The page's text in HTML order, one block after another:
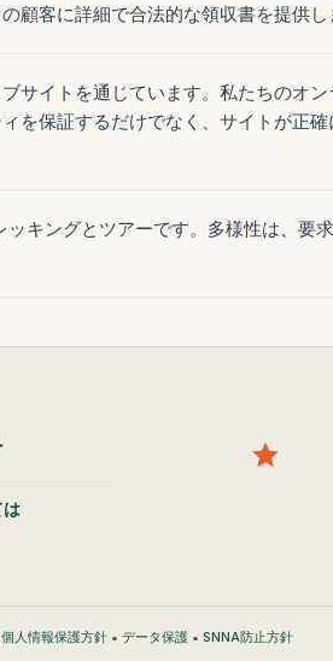
顧客に詳細で合法的な領収書を提供し
イトを通じています。私たちのオ
を保証するだけでなく、サイトが正
キングとツアーです。多様性は、要
は
個人情報保護方針 •データ保護 •SNNA防止方針